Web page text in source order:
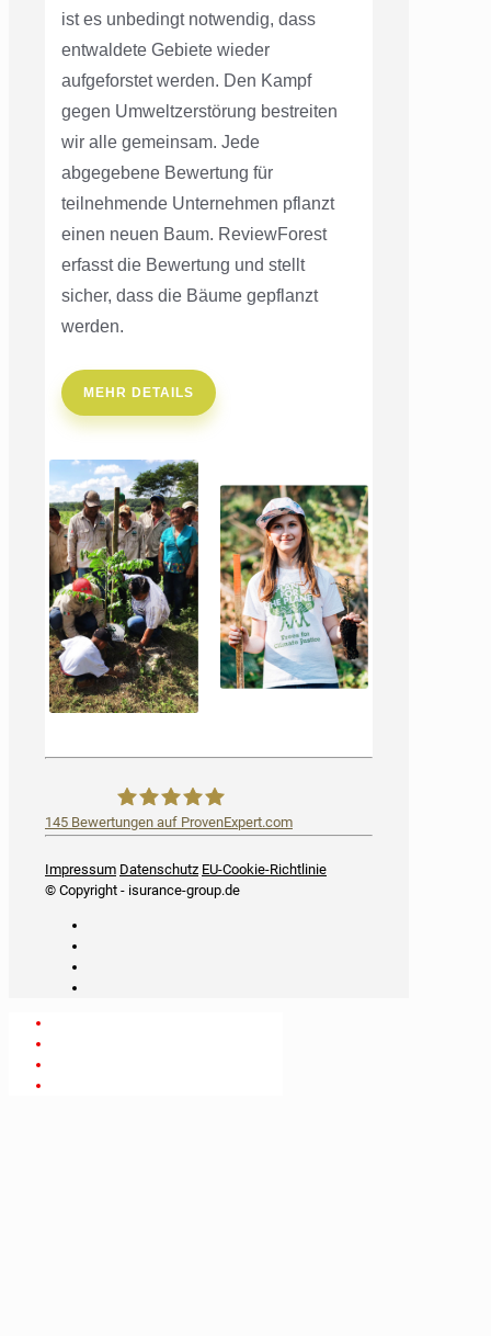
ist es unbedingt notwendig, dass
entwaldete Gebiete wieder
aufgeforstet werden. Den Kampf
gegen Umweltzerstörung bestreiten
wir alle gemeinsam. Jede
abgegebene Bewertung für
teilnehmende Unternehmen pflanzt
einen neuen Baum. ReviewForest
erfasst die Bewertung und stellt
sicher, dass die Bäume gepflanzt
werden.
MEHR DETAILS
iSurance
145 Bewertungen auf ProvenExpert.com
Impressum Datenschutz EU-Cookie-Richtlinie
© Copyright - isurance-group.de